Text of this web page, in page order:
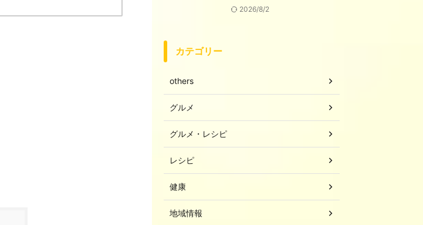
2026/8/2
カテゴリー
others
グルメ
グルメ・レシピ
レシピ
健康
地域情報